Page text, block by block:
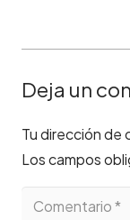
Deja un
Tu dirección de
Los campos